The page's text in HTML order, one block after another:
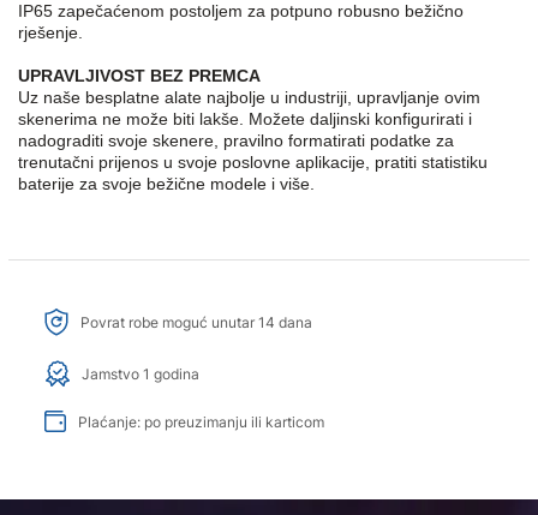
IP65 zapečaćenom postoljem za potpuno robusno bežično
rješenje.
UPRAVLJIVOST BEZ PREMCA
Uz naše besplatne alate najbolje u industriji, upravljanje ovim
skenerima ne može biti lakše. Možete daljinski konfigurirati i
nadograditi svoje skenere, pravilno formatirati podatke za
trenutačni prijenos u svoje poslovne aplikacije, pratiti statistiku
baterije za svoje bežične modele i više.
Povrat robe moguć unutar 14 dana
Jamstvo 1 godina
Plaćanje: po preuzimanju ili karticom